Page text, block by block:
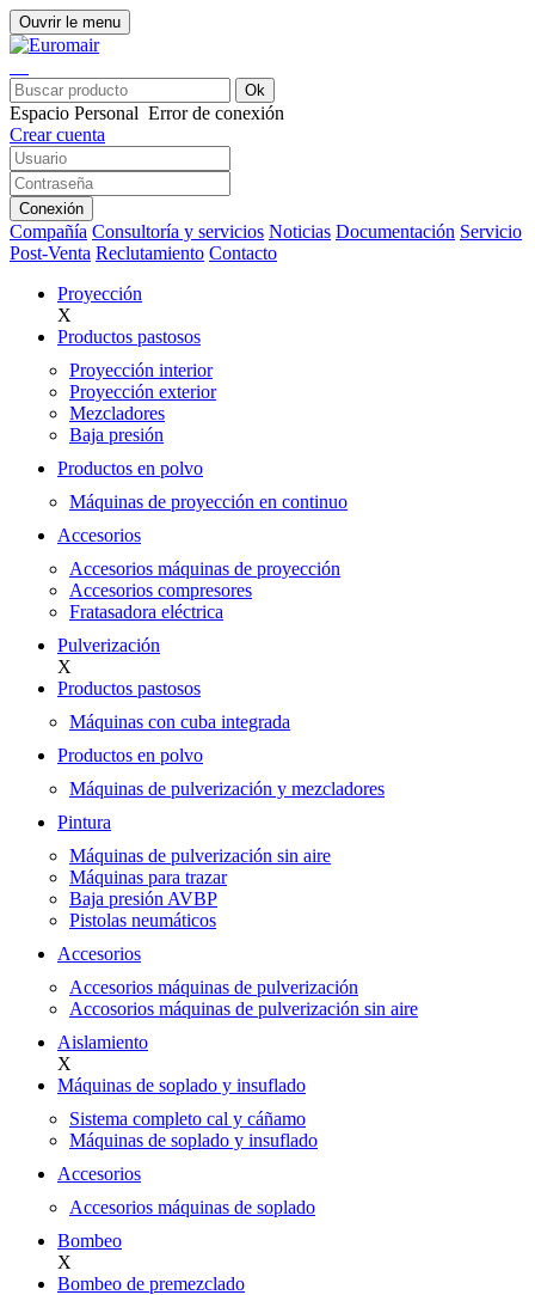
Ouvrir le menu
Ok
Espacio Personal Error de conexión
Crear cuenta
Conexión
Compañía Consultoría y servicios Noticias Documentación Servicio
Post-Venta Reclutamiento Contacto
Proyección
X
Productos pastosos
Proyección interior
Proyección exterior
Mezcladores
Baja presión
Productos en polvo
Máquinas de proyección en continuo
Accesorios
Accesorios máquinas de proyección
Accesorios compresores
Fratasadora eléctrica
Pulverización
X
Productos pastosos
Máquinas con cuba integrada
Productos en polvo
Máquinas de pulverización y mezcladores
Pintura
Máquinas de pulverización sin aire
Máquinas para trazar
Baja presión AVBP
Pistolas neumáticos
Accesorios
Accesorios máquinas de pulverización
Accosorios máquinas de pulverización sin aire
Aislamiento
X
Máquinas de soplado y insuflado
Sistema completo cal y cáñamo
Máquinas de soplado y insuflado
Accesorios
Accesorios máquinas de soplado
Bombeo
X
Bombeo de premezclado